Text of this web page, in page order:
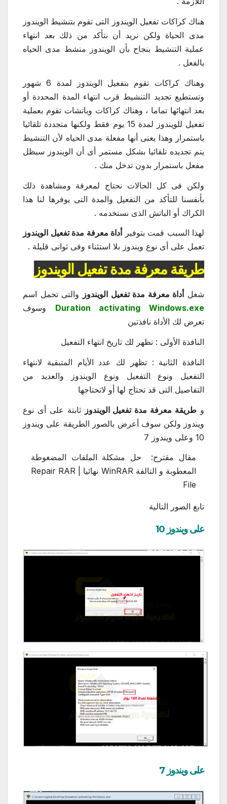
هناك كراكات تفعيل الويندوز التى تقوم بتنشيط الويندوز
مدى الحياة ولكن نريد أن نتأكد من ذلك بعد انتهاء
عملية التنشيط بنجاح بأن الويندوز منشط مدى الحياه
بالفعل .
وهناك كراكات تقوم بتفعيل الويندوز لمدة 6 شهور
وتستطيع تجديد التنشيط قرب انتهاء المدة المحددة أو
بعد انتهائها تماما ، وهناك كراكات وباتشات تقوم بعملية
تفعيل للويندوز لمدة 15 يوم فقط ولكنها متجددة تلقائيا
باستمرار وهذا يعنى أنها مفعلة مدى الحياه لأن التنشيط
يتم تجديده تلقائيا بشكل مستمر أى أن الويندوز سيظل
مفعل باستمرار بدون تدخل منك .
ولكن فى كل الحالات نحتاج لمعرفة ومشاهدة ذلك
بأنفسنا للتأكد من التفعيل والمدة التى يوفرها لنا هذا
الكراك أو الباتش الذى نستخدمه .
لهذا السبب قمت بتوفير أداة معرفة مدة تفعيل الويندوز
تعمل على أى نوع ويندوز بلا استثناء وفى ثوانى قليلة .
طريقة معرفة مدة تفعيل الويندوز
شغل أداة معرفة مدة تفعيل الويندوز والتى تحمل اسم
Duration activating Windows.exe وسوف
تعرض لك الأداة نافذتين
النافذة الأولى : تظهر لك تاريخ انتهاء التفعيل
النافذة الثانية : تظهر لك عدد الأيام المتبقية لانتهاء
التفعيل ونوع التفعيل ونوع الويندوز والعديد من
التفاصيل التى قد تحتاج لها أو لاتحتاجها
و طريقة معرفة مدة تفعيل الويندوز ثابتة على أى نوع
ويندوز ولكن سوف أعرض بالصور الطريقة على ويندوز
10 وعلى ويندوز 7
مقال مقترح:
حل مشكلة الملفات المضغوطة
المعطوبة و التالفة WinRAR نهائيا | Repair RAR
File
تابع الصور التالية
على ويندوز 10
على ويندوز 7